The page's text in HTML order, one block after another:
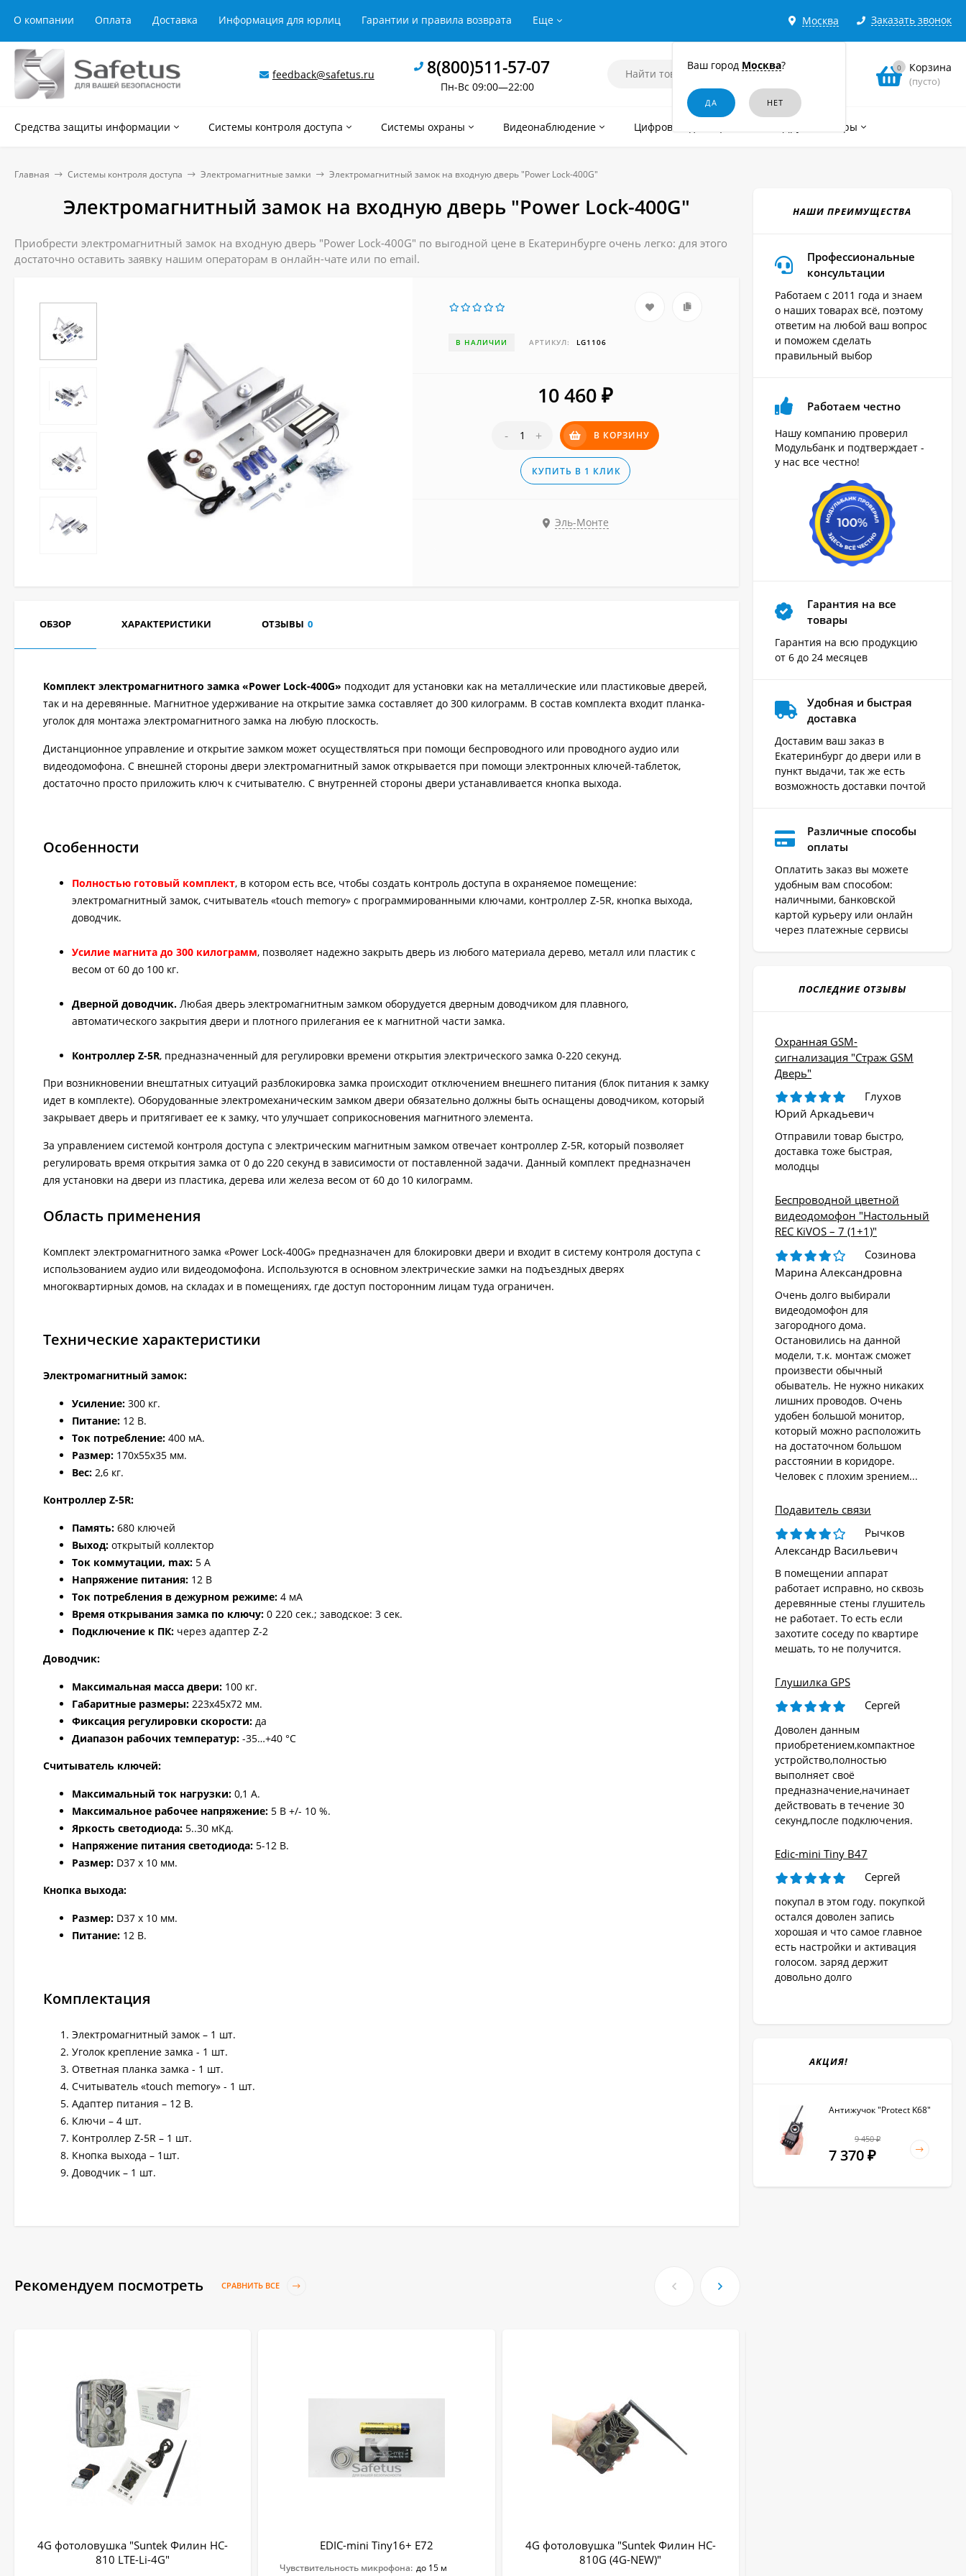
Москва
Ваш город Москва?
Заказать звонок
О компании Оплата Доставка Информация для юрлиц Гарантии и правила возврата Еще
feedback@safetus.ru 8(800)511-57-07
Пн-Вс 09:00—22:00
0 Корзина
(пусто)
Средства защиты информации Системы контроля доступа Системы охраны Видеонаблюдение Цифровые диктофоны Другие товары
Главная Системы контроля доступа Электромагнитные замки Электромагнитный замок на входную дверь "Power Lock-400G"
Электромагнитный замок на входную дверь "Power Lock-400G"
Приобрести электромагнитный замок на входную дверь "Power Lock-400G" по выгодной цене в Екатеринбурге очень легко: для этого
достаточно оставить заявку нашим операторам в онлайн-чате или по email.
В НАЛИЧИИ АРТИКУЛ: LG1106
10 460₽
- + В КОРЗИНУ
КУПИТЬ В 1 КЛИК
Эль-Монте
ОБЗОР ХАРАКТЕРИСТИКИ ОТЗЫВЫ 0
Комплект электромагнитного замка «Power Lock-400G» подходит для установки как на металлические или пластиковые дверей,
так и на деревянные. Магнитное удерживание на открытие замка составляет до 300 килограмм. В состав комплекта входит планка-
уголок для монтажа электромагнитного замка на любую плоскость.
Дистанционное управление и открытие замком может осуществляться при помощи беспроводного или проводного аудио или
видеодомофона. С внешней стороны двери электромагнитный замок открывается при помощи электронных ключей-таблеток,
достаточно просто приложить ключ к считывателю. С внутренней стороны двери устанавливается кнопка выхода.
Особенности
Полностью готовый комплект, в котором есть все, чтобы создать контроль доступа в охраняемое помещение:
электромагнитный замок, считыватель «touch memory» с программированными ключами, контроллер Z-5R, кнопка выхода,
доводчик.
Усилие магнита до 300 килограмм, позволяет надежно закрыть дверь из любого материала дерево, металл или пластик с
весом от 60 до 100 кг.
Дверной доводчик. Любая дверь электромагнитным замком оборудуется дверным доводчиком для плавного,
автоматического закрытия двери и плотного прилегания ее к магнитной части замка.
Контроллер Z-5R, предназначенный для регулировки времени открытия электрического замка 0-220 секунд.
При возникновении внештатных ситуаций разблокировка замка происходит отключением внешнего питания (блок питания к замку
идет в комплекте). Оборудованные электромеханическим замком двери обязательно должны быть оснащены доводчиком, который
закрывает дверь и притягивает ее к замку, что улучшает соприкосновения магнитного элемента.
За управлением системой контроля доступа с электрическим магнитным замком отвечает контроллер Z-5R, который позволяет
регулировать время открытия замка от 0 до 220 секунд в зависимости от поставленной задачи. Данный комплект предназначен
для установки на двери из пластика, дерева или железа весом от 60 до 10 килограмм.
Область применения
Комплект электромагнитного замка «Power Lock-400G» предназначен для блокировки двери и входит в систему контроля доступа с
использованием аудио или видеодомофона. Используются в основном электрические замки на подъездных дверях
многоквартирных домов, на складах и в помещениях, где доступ посторонним лицам туда ограничен.
Технические характеристики
Электромагнитный замок:
Усиление: 300 кг.
Питание: 12 В.
Ток потребление: 400 мА.
Размер: 170х55х35 мм.
Вес: 2,6 кг.
Контроллер Z-5R:
Память: 680 ключей
Выход: открытый коллектор
Ток коммутации, max: 5 А
Напряжение питания: 12 В
Ток потребления в дежурном режиме: 4 мА
Время открывания замка по ключу: 0 220 сек.; заводское: 3 сек.
Подключение к ПК: через адаптер Z-2
Доводчик:
Максимальная масса двери: 100 кг.
Габаритные размеры: 223х45х72 мм.
Фиксация регулировки скорости: да
Диапазон рабочих температур: -35…+40 °С
Считыватель ключей:
Максимальный ток нагрузки: 0,1 А.
Максимальное рабочее напряжение: 5 В +/- 10 %.
Яркость светодиода: 5..30 мКд.
Напряжение питания светодиода: 5-12 В.
Размер: D37 х 10 мм.
Кнопка выхода:
Размер: D37 х 10 мм.
Питание: 12 В.
Комплектация
Электромагнитный замок – 1 шт.
Уголок крепление замка - 1 шт.
Ответная планка замка - 1 шт.
Считыватель «touch memory» - 1 шт.
Адаптер питания – 12 В.
Ключи – 4 шт.
Контроллер Z-5R – 1 шт.
Кнопка выхода – 1шт.
Доводчик – 1 шт.
Рекомендуем посмотреть СРАВНИТЬ ВСЕ
4G фотоловушка "Suntek Филин HC-
810 LTE-Li-4G"
EDIC-mini Tiny16+ E72
Чувствительность микрофона: до 15 м
4G фотоловушка "Suntek Филин HC-
810G (4G-NEW)"
НАШИ ПРЕИМУЩЕСТВА
Профессиональные
консультации
Работаем с 2011 года и знаем
о наших товарах всё, поэтому
ответим на любой ваш вопрос
и поможем сделать
правильный выбор
Работаем честно
Нашу компанию проверил
Модульбанк и подтверждает -
у нас все честно!
Гарантия на все
товары
Гарантия на всю продукцию
от 6 до 24 месяцев
Удобная и быстрая
доставка
Доставим ваш заказ в
Екатеринбург до двери или в
пункт выдачи, так же есть
возможность доставки почтой
Различные способы
оплаты
Оплатить заказ вы можете
удобным вам способом:
наличными, банковской
картой курьеру или онлайн
через платежные сервисы
ПОСЛЕДНИЕ ОТЗЫВЫ
Охранная GSM-
сигнализация "Страж GSM
Дверь"
Глухов
Юрий Аркадьевич
Отправили товар быстро,
доставка тоже быстрая,
молодцы
Беспроводной цветной
видеодомофон "Настольный
REC KiVOS – 7 (1+1)"
Созинова
Марина Александровна
Очень долго выбирали
видеодомофон для
загородного дома.
Остановились на данной
модели, т.к. монтаж сможет
произвести обычный
обыватель. Не нужно никаких
лишних проводов. Очень
удобен большой монитор,
который можно расположить
на достаточном большом
расстоянии в коридоре.
Человек с плохим зрением...
Подавитель связи
Рычков
Александр Васильевич
В помещении аппарат
работает исправно, но сквозь
деревянные стены глушитель
не работает. То есть если
захотите соседу по квартире
мешать, то не получится.
Глушилка GPS
Сергей
Доволен данным
приобретением,компактное
устройство,полностью
выполняет своё
предназначение,начинает
действовать в течение 30
секунд,после подключения.
Edic-mini Tiny B47
Сергей
покупал в этом году. покупкой
остался доволен запись
хорошая и что самое главное
есть настройки и активация
голосом. заряд держит
довольно долго
АКЦИЯ!
Антижучок "Protect K68"
9 450₽
7 370 ₽